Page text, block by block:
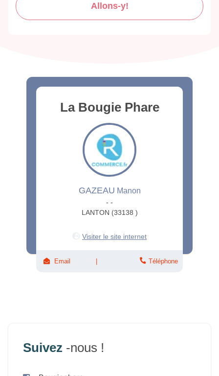
Allons-y!
La Bougie Phare
GAZEAU Manon
- -
LANTON (33138 )
Visiter le site internet
Email Téléphone
Suivez -nous !